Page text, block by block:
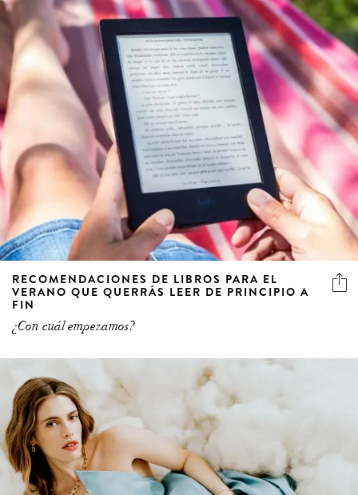
RECOMENDACIONES DE LIBROS PARA EL
VERANO QUE QUERRÁS LEER DE PRINCIPIO A
FIN
¿Con cuál empezamos?